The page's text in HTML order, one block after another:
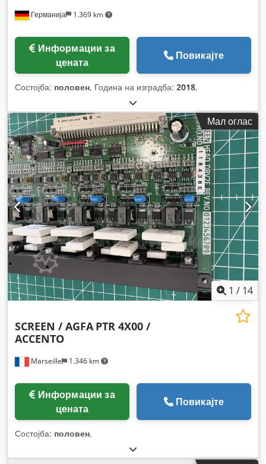
Германија 1.369 km
цената
Повикајте
Состојба: половен, Година на изградба: 2018,
Мал оглас
1 / 14
Marseille 1.346 km
SCREEN / AGFA PTR 4X00 /
ACCENTO
цената
Повикајте
Состојба: половен,